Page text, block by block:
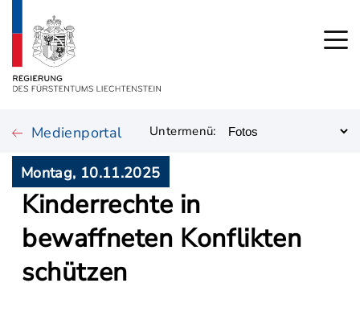
Medienportal Untermenü:
Montag, 10.11.2025
Kinderrechte in
bewaffneten Konflikten
schützen